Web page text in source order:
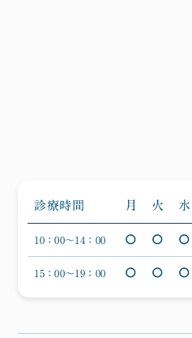
診療時間 月 火 水
10：00〜14：00 ○ ○ ○
15：00〜19：00 ○ ○ ○